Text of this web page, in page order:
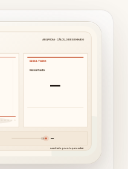
ARQPEDIA · CÁLCULO DESENHADO
RESULTADO
Resultado
—
03 —
resultado pronto para salvar
real